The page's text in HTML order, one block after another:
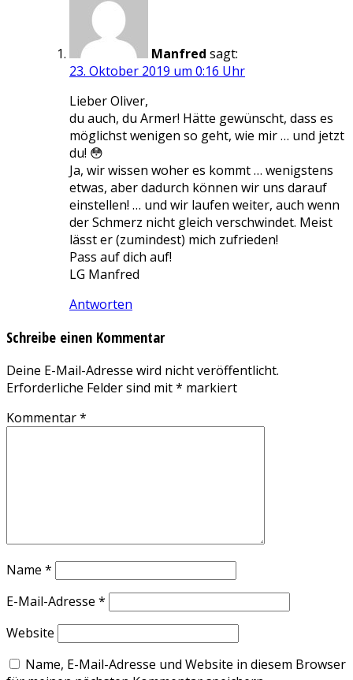
Manfred sagt:
23. Oktober 2019 um 0:16 Uhr
Lieber Oliver,
du auch, du Armer! Hätte gewünscht, dass es
möglichst wenigen so geht, wie mir … und jetzt
du! 😳
Ja, wir wissen woher es kommt … wenigstens
etwas, aber dadurch können wir uns darauf
einstellen! … und wir laufen weiter, auch wenn
der Schmerz nicht gleich verschwindet. Meist
lässt er (zumindest) mich zufrieden!
Pass auf dich auf!
LG Manfred
Antworten
Schreibe einen Kommentar
Deine E-Mail-Adresse wird nicht veröffentlicht.
Erforderliche Felder sind mit* markiert
Kommentar*
Name *
E-Mail-Adresse *
Website
Name, E-Mail-Adresse und Website in diesem Browser